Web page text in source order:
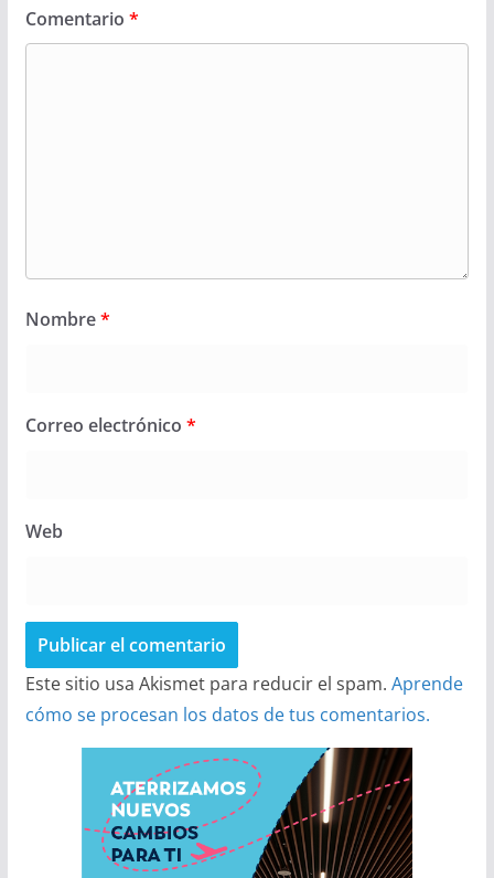
Comentario *
Nombre*
Correo electrónico *
Web
Este sitio usa Akismet para reducir el spam. Aprende
cómo se procesan los datos de tus comentarios.